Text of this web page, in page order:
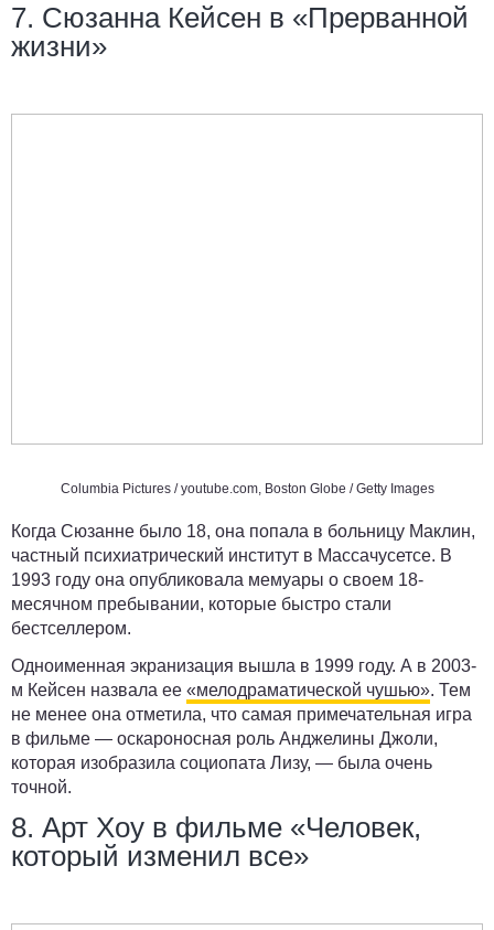
7. Сюзанна Кейсен в «Прерванной
жизни»
Columbia Pictures /youtube.com, Boston Globe / Getty Images
Когда Сюзанне было 18, она попала в больницу Маклин,
частный психиатрический институт в Массачусетсе. В
1993 году она опубликовала мемуары о своем 18-
месячном пребывании, которые быстро стали
бестселлером.
Одноименная экранизация вышла в 1999 году. А в 2003-
м Кейсен назвала ее «мелодраматической чушью». Тем
не менее она отметила, что самая примечательная игра
в фильме — оскароносная роль Анджелины Джоли,
которая изобразила социопата Лизу, — была очень
точной.
8. Арт Хоу в фильме «Человек,
который изменил все»